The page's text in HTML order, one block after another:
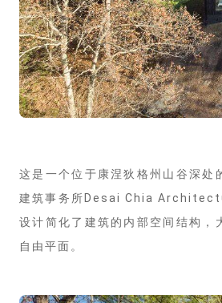
这是一个位于康涅狄格州山谷深处
建筑事务所 Desai Chia
设计简化了建筑的内部空间结构，
自由平面。